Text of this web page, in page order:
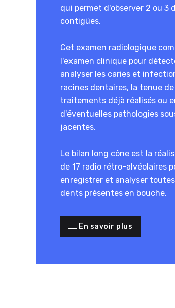
qui permet d'observer 2 ou 3
contigües.
Cet examen radiologique
l'examen clinique pour
analyser les caries et
racines dentaires, la tenue de
traitements déjà réalisés ou
d'éventuelles pathologies
jacentes.
Le bilan long cône est la
de 17 radio rétro-alvéolaires
enregistrer et analyser
dents présentes en bouche.
En savoir plus